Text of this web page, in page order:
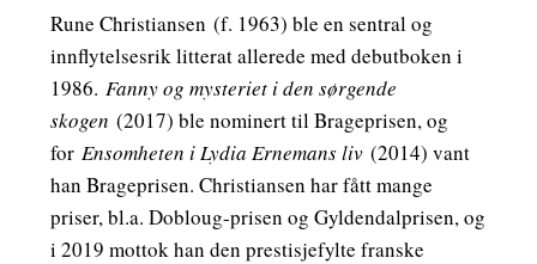
Rune Christiansen (f. 1963) ble en sentral og
innflytelsesrik litterat allerede med debutboken i
1986. Fanny og mysteriet i den sørgende
skogen (2017) ble nominert til Brageprisen, og
for Ensomheten i Lydia Ernemans liv(2014) vant
han Brageprisen. Christiansen har fått mange
priser, bl.a. Dobloug-prisen og Gyldendalprisen, og
i 2019 mottok han den prestisjefylte franske